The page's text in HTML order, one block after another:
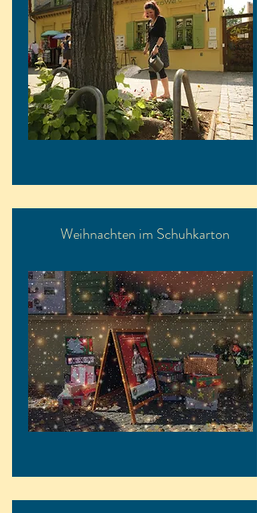
Weihnachten im Schuhkarton